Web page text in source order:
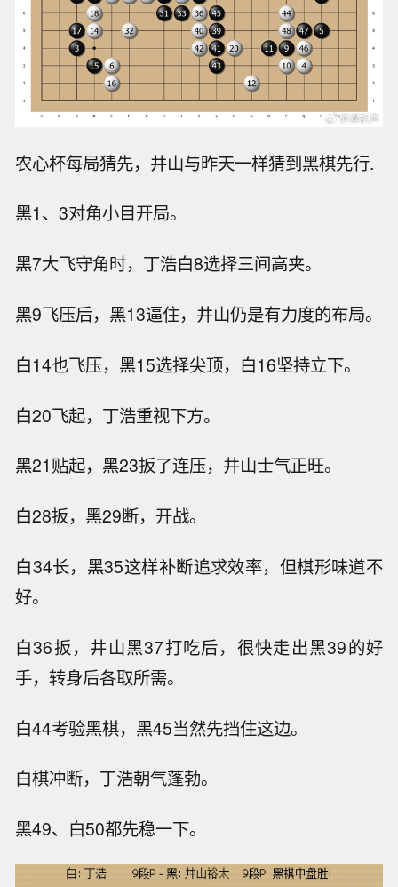
农心杯每局猜先，井山与昨天一样猜到黑棋先行.
黑1、3对角小目开局。
黑7大飞守角时，丁浩白8选择三间高夹。
黑9飞压后，黑13逼住，井山仍是有力度的布局。
白14也飞压，黑15选择尖顶，白16坚持立下。
白20飞起，丁浩重视下方。
黑21贴起，黑23扳了连压，井山士气正旺。
白28扳，黑29断，开战。
白34长，黑35这样补断追求效率，但棋形味道不
好。
白36扳，井山黑37打吃后，很快走出黑39的好
手，转身后各取所需。
白44考验黑棋，黑45当然先挡住这边。
白棋冲断，丁浩朝气蓬勃。
黑49、白50都先稳一下。